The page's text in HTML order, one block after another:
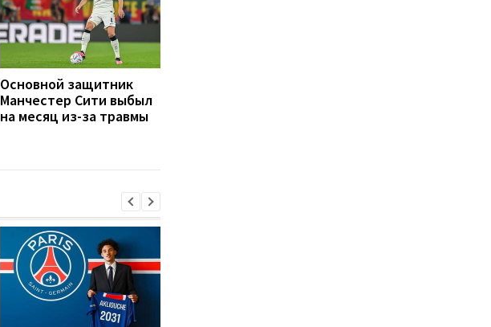
Основной защитник
Манчестер Сити выбыл
на месяц из-за травмы